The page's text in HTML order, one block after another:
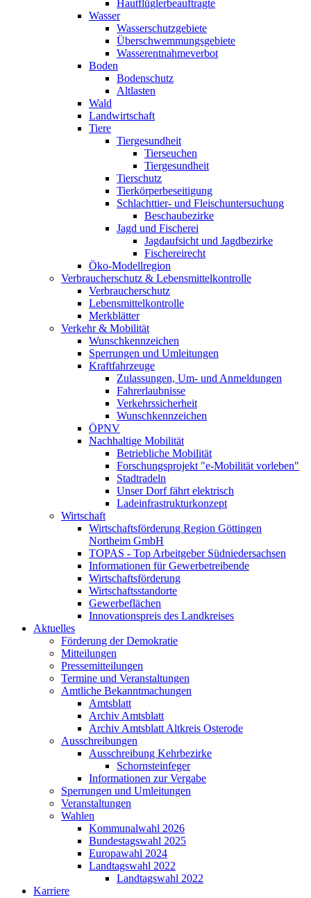
Hautflüglerbeauftragte
Wasser
Wasserschutzgebiete
Überschwemmungsgebiete
Wasserentnahmeverbot
Boden
Bodenschutz
Altlasten
Wald
Landwirtschaft
Tiere
Tiergesundheit
Tierseuchen
Tiergesundheit
Tierschutz
Tierkörperbeseitigung
Schlachttier- und Fleischuntersuchung
Beschaubezirke
Jagd und Fischerei
Jagdaufsicht und Jagdbezirke
Fischereirecht
Öko-Modellregion
Verbraucherschutz & Lebensmittelkontrolle
Verbraucherschutz
Lebensmittelkontrolle
Merkblätter
Verkehr & Mobilität
Wunschkennzeichen
Sperrungen und Umleitungen
Kraftfahrzeuge
Zulassungen, Um- und Anmeldungen
Fahrerlaubnisse
Verkehrssicherheit
Wunschkennzeichen
ÖPNV
Nachhaltige Mobilität
Betriebliche Mobilität
Forschungsprojekt "e-Mobilität vorleben"
Stadtradeln
Unser Dorf fährt elektrisch
Ladeinfrastrukturkonzept
Wirtschaft
Wirtschaftsförderung Region Göttingen
Northeim GmbH
TOPAS - Top Arbeitgeber Südniedersachsen
Informationen für Gewerbetreibende
Wirtschaftsförderung
Wirtschaftsstandorte
Gewerbeflächen
Innovationspreis des Landkreises
Aktuelles
Förderung der Demokratie
Mitteilungen
Pressemitteilungen
Termine und Veranstaltungen
Amtliche Bekanntmachungen
Amtsblatt
Archiv Amtsblatt
Archiv Amtsblatt Altkreis Osterode
Ausschreibungen
Ausschreibung Kehrbezirke
Schornsteinfeger
Informationen zur Vergabe
Sperrungen und Umleitungen
Veranstaltungen
Wahlen
Kommunalwahl 2026
Bundestagswahl 2025
Europawahl 2024
Landtagswahl 2022
Landtagswahl 2022
Karriere